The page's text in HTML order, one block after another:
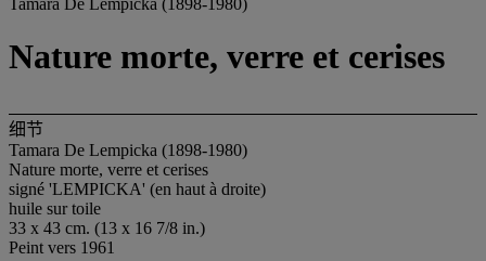
Tamara De Lempicka (1898-1980)
Nature morte, verre et cerises
细节
Tamara De Lempicka (1898-1980)
Nature morte, verre et cerises
signé 'LEMPICKA' (en haut à droite)
huile sur toile
33 x 43 cm. (13 x 16 7/8 in.)
Peint vers 1961